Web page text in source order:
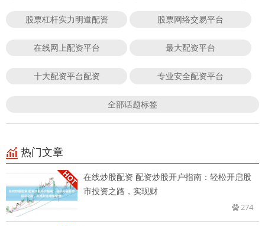
股票杠杆实力明道配资 股票网络交易平台
在线网上配资平台 最大配资平台
十大配资平台配资 专业安全配资平台
全部话题标签
热门文章
在线炒股配资 配资炒股开户指南：轻松开启股
市投资之路，实现财
274